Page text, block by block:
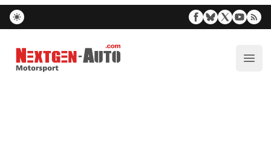
Nextgen-Auto.com